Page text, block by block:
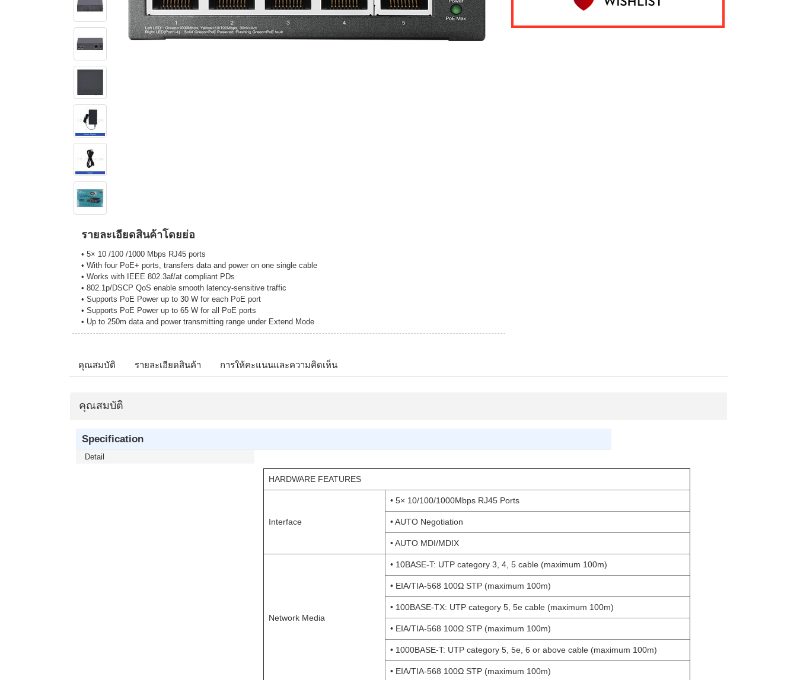
รายละเอียดสินค้าโดยย่อ
• 5× 10 /100 /1000 Mbps RJ45 ports
• With four PoE+ ports, transfers data and power on one single cable
• Works with IEEE 802.3af/at compliant PDs
• 802.1p/DSCP QoS enable smooth latency-sensitive traffic
• Supports PoE Power up to 30 W for each PoE port
• Supports PoE Power up to 65 W for all PoE ports
• Up to 250m data and power transmitting range under Extend Mode
คุณสมบัติ รายละเอียดสินค้า การให้คะแนนและความคิดเห็น
คุณสมบัติ
Specification
Detail
HARDWARE FEATURES
Interface
• 5× 10/100/1000Mbps RJ45 Ports
• AUTO Negotiation
• AUTO MDI/MDIX
Network Media
• 10BASE-T: UTP category 3, 4, 5 cable (maximum 100m)
• EIA/TIA-568 100Ω STP (maximum 100m)
• 100BASE-TX: UTP category 5, 5e cable (maximum 100m)
• EIA/TIA-568 100Ω STP (maximum 100m)
• 1000BASE-T: UTP category 5, 5e, 6 or above cable (maximum 100m)
• EIA/TIA-568 100Ω STP (maximum 100m)